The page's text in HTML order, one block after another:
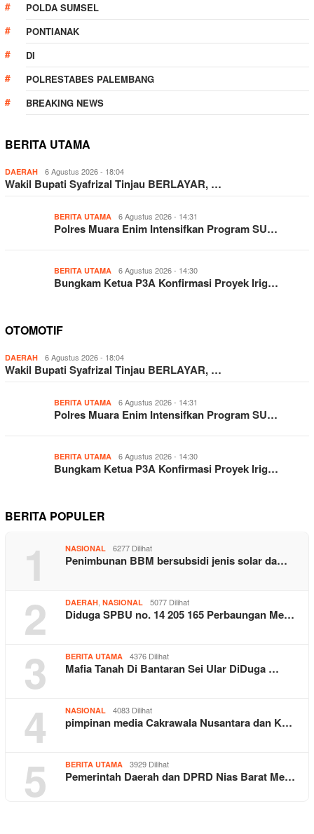
POLDA SUMSEL
PONTIANAK
DI
POLRESTABES PALEMBANG
BREAKING NEWS
BERITA UTAMA
DAERAH 6 Agustus 2026 - 18:04
Wakil Bupati Syafrizal Tinjau BERLAYAR, …
BERITA UTAMA 6 Agustus 2026 - 14:31
Polres Muara Enim Intensifkan Program SU…
BERITA UTAMA 6 Agustus 2026 - 14:30
Bungkam Ketua P3A Konfirmasi Proyek Irig…
OTOMOTIF
DAERAH 6 Agustus 2026 - 18:04
Wakil Bupati Syafrizal Tinjau BERLAYAR, …
BERITA UTAMA 6 Agustus 2026 - 14:31
Polres Muara Enim Intensifkan Program SU…
BERITA UTAMA 6 Agustus 2026 - 14:30
Bungkam Ketua P3A Konfirmasi Proyek Irig…
BERITA POPULER
1 NASIONAL 6277 Dilihat
Penimbunan BBM bersubsidi jenis solar da…
2 DAERAH NASIONAL 5077 Dilihat
Diduga SPBU no. 14 205 165 Perbaungan Me…
3 BERITA UTAMA 4376 Dilihat
Mafia Tanah Di Bantaran Sei Ular DiDuga …
4 NASIONAL 4083 Dilihat
pimpinan media Cakrawala Nusantara dan K…
5 BERITA UTAMA 3929 Dilihat
Pemerintah Daerah dan DPRD Nias Barat Me…